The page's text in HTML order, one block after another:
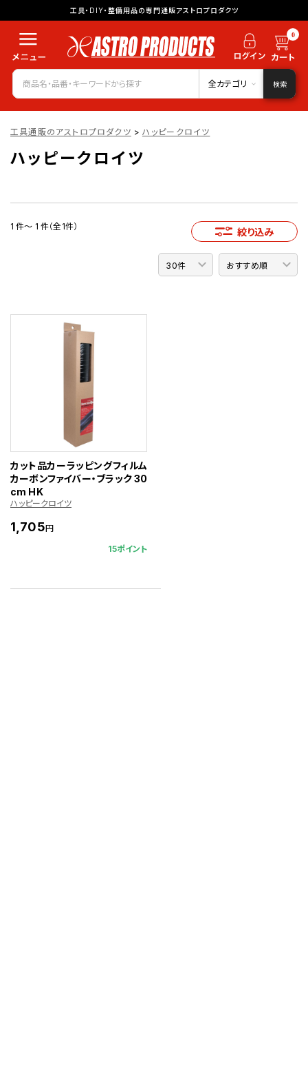
工具・DIY・整備用品の専門通販アストロプロダクツ
0
全カテゴリ 検索
工具通販のアストロプロダクツ > ハッピークロイツ
ハッピークロイツ
1 件～ 1 件（全1件） 絞り込み
カット品カーラッピングフィルム
カーボンファイバー・ブラック 30
cm HK
ハッピークロイツ
1,705円
15ポイント